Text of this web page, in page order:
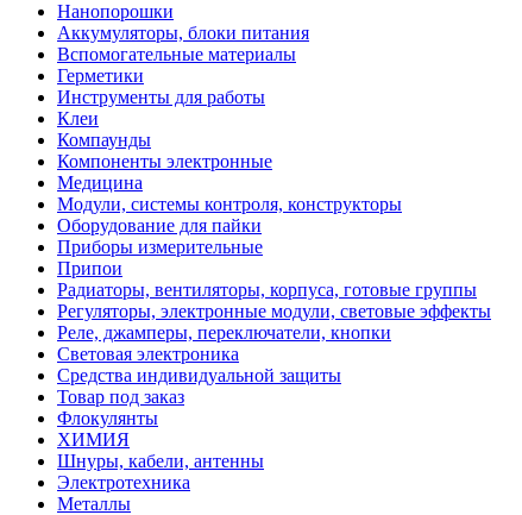
Нанопорошки
Аккумуляторы, блоки питания
Вспомогательные материалы
Герметики
Инструменты для работы
Клеи
Компаунды
Компоненты электронные
Медицина
Модули, системы контроля, конструкторы
Оборудование для пайки
Приборы измерительные
Припои
Радиаторы, вентиляторы, корпуса, готовые группы
Регуляторы, электронные модули, световые эффекты
Реле, джамперы, переключатели, кнопки
Световая электроника
Средства индивидуальной защиты
Товар под заказ
Флокулянты
ХИМИЯ
Шнуры, кабели, антенны
Электротехника
Металлы